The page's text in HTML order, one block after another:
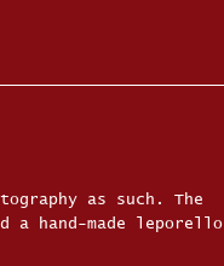
as such. The
hand-made leporello